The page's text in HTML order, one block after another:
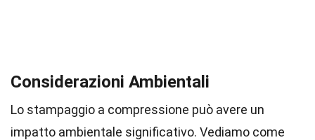
Considerazioni Ambientali
Lo stampaggio a compressione può avere un
impatto ambientale significativo. Vediamo come